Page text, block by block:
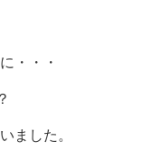
・・・
ました。